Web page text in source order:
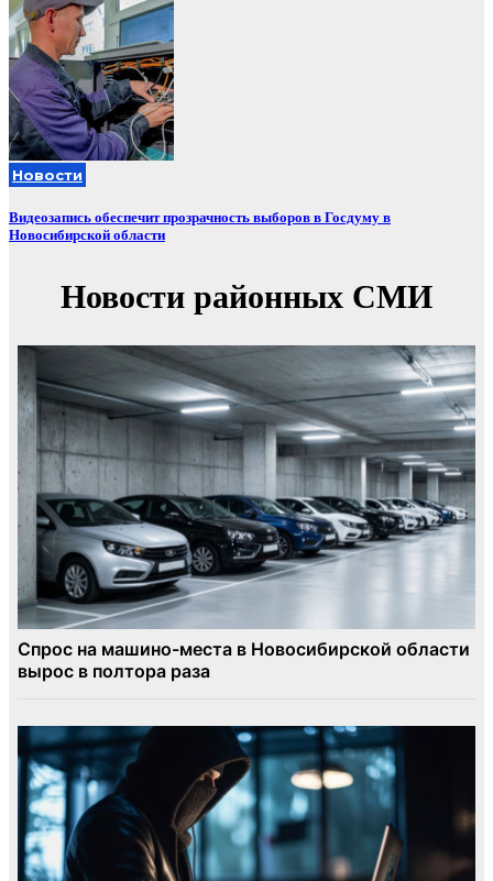
Новости
Видеозапись обеспечит прозрачность выборов в Госдуму в
Новосибирской области